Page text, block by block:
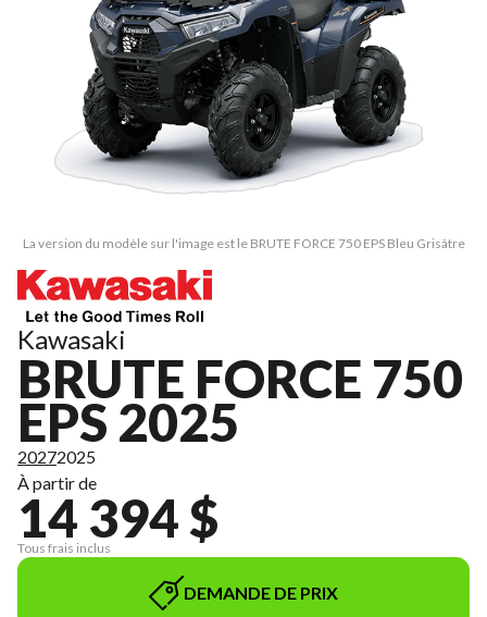
La version du modèle sur l'image est le BRUTE FORCE 750 EPS Bleu Grisâtre
Kawasaki
BRUTE FORCE 750
EPS 2025
20272025
À partir de
14 394 $
Tous frais inclus
DEMANDE DE PRIX